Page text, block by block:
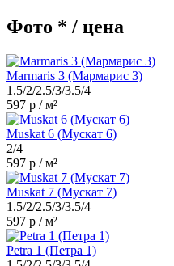
Фото * / цена
Marmaris 3 (Мармарис 3)
1.5/2/2.5/3/3.5/4
597 р / м²
Muskat 6 (Мускат 6)
2/4
597 р / м²
Muskat 7 (Мускат 7)
1.5/2/2.5/3/3.5/4
597 р / м²
Petra 1 (Петра 1)